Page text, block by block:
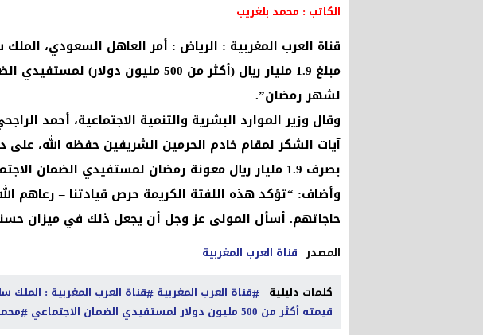
الكاتب : محمد بلغريب
قناة العرب المغربية : الرياض : أمر العاهل السعودي،
مبلغ 1.9 مليار ريال (أكثر من 500 مليون
لشهر رمضان”.
وقال وزير الموارد البشرية والتنمية الاجتماعية، أحمد
آيات الشكر لمقام خادم الحرمين الشريفين حفظه الله،
بصرف 1.9 مليار ريال معونة رمضان لمستفيدي الضمان الاجتماعي”.
وأضاف: “تؤكد هذه اللفتة الكريمة حرص قيادتنا – رعاهم
حاجاتهم. أسأل المولى عز وجل أن يجعل ذلك في ميزان
المصدر قناة العرب المغربية
كلمات دليلية
قناة العرب المغربية قناة العرب المغربية : الملك
قيمته أكثر من 500 مليون دولار لمستفيدي الضمان الاجتماعي